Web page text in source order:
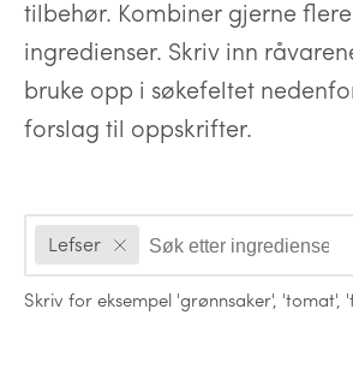
tilbehør. Kombiner gjerne flere
ingredienser. Skriv inn
bruke opp i søkefeltet
forslag til oppskrifter.
Ingredienser
Lefser
Skriv for eksempel 'grønnsaker', 'tomat',